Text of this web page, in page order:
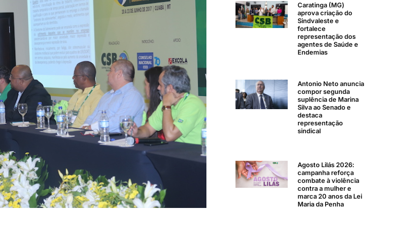
Caratinga (MG)
aprova criação do
Sindvaleste e
fortalece
representação dos
agentes de Saúde e
Endemias
Antonio Neto anuncia
compor segunda
suplência de Marina
Silva ao Senado e
destaca
representação
sindical
Agosto Lilás 2026:
campanha reforça
combate à violência
contra a mulher e
marca 20 anos da Lei
Maria da Penha